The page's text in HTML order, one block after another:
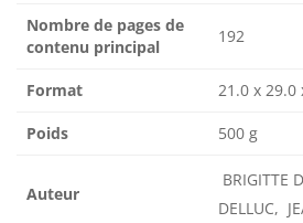
Nombre de pages de
contenu principal
192
Format 21.0 x 29.0
Poids 500 g
Auteur
BRIGITTE
DELLUC,